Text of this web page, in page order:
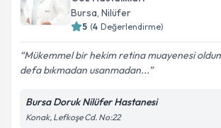
takvim hazırlandığında e-posta ile
Kişisel verilerimin işlenmesine ilişkin
Metni'ni okudum ve kişisel
Bursa, Nilüfer
5 (4 Değerlendirme)
Mükemmel bir hekim retina muayenesi
defa bıkmadan usanmadan...
Bursa Doruk Nilüfer Hastanesi
Konak, Lefkoşe Cd. No:22